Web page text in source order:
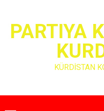
contentPARTIYA
KÜRDİSTAN
Primary